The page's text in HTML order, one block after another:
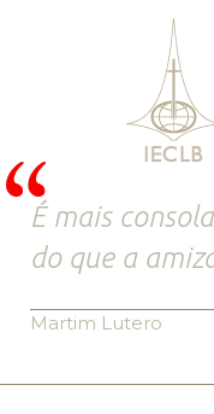
É mais
do que a
Martim Lutero